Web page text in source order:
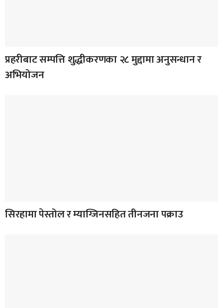
प्रहरीबाट सम्पत्ति शुद्धीकरणका २८ मुद्दामा अनुसन्धान र
अभियोजन
सिरहामा पेस्तोल र म्याग्जिनसहित तीनजना पक्राउ